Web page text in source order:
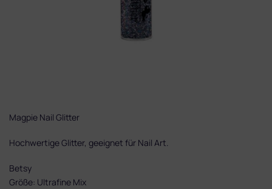
Magpie Nail Glitter
Hochwertige Glitter, geeignet für Nail Art.
Betsy
Größe: Ultrafine Mix